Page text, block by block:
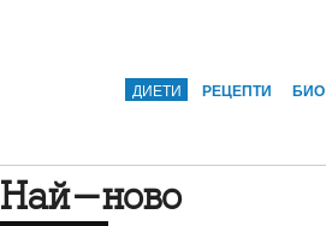
ДИЕТИ РЕЦЕПТИ БИО
Най-ново